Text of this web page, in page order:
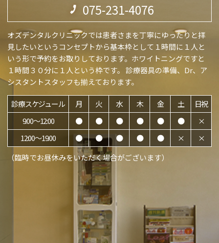
075-231-4076
オズデンタルクリニックでは患者さまを丁寧にゆったりと拝
見したいというコンセプトから基本枠として１時間に１人と
いう形で予約をお取りしております。ホワイトニングですと
１時間３０分に１人という枠です。 診療器具の準備、Dr、ア
シスタントスタッフも揃えております。
診療スケジュール 月 火 水 木 金 土
日祝
9:00〜12:00
● ● ● ● ● ●
×
12:00〜19:00
● ● ● ● ● ×
×
（臨時でお昼休みをいただく場合がございます）